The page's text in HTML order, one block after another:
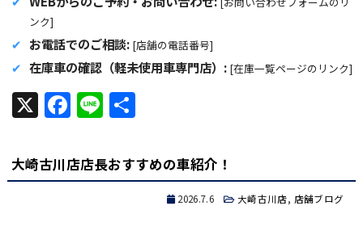
ンク]
お電話でのご相談: [店舗の電話番号]
在庫車の確認（軽未使用車専門店）: [在庫一覧ページのリンク]
X Facebook
Line共
大崎古川店店長おすすめの車紹介！
2026.7.6 大崎古川店, 店舗ブログ